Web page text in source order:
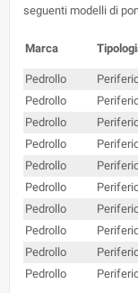
seguenti modelli di
Marca
Pedrollo
Pedrollo
Pedrollo
Pedrollo
Pedrollo
Pedrollo
Pedrollo
Pedrollo
Pedrollo
Pedrollo